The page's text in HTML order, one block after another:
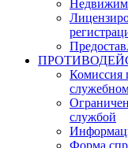
Комиссия
службой